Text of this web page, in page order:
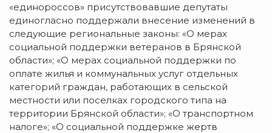
«единороссов» присутствовавшие депутаты
единогласно поддержали внесение изменений в
следующие региональные законы: «О мерах
социальной поддержки ветеранов в Брянской
области»; «О мерах социальной поддержки по
оплате жилья и коммунальных услуг отдельных
категорий граждан, работающих в сельской
местности или поселках городского типа на
территории Брянской области»; «О транспортном
налоге»; «О социальной поддержке жертв